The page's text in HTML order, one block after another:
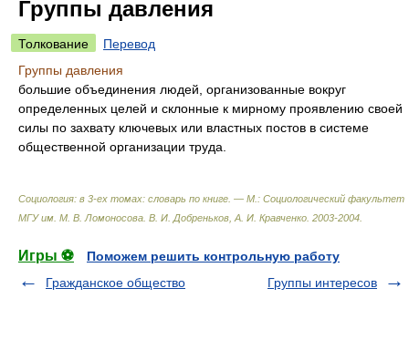
Группы давления
Толкование
Перевод
Группы давления
большие объединения людей, организованные вокруг
определенных целей и склонные к мирному проявлению своей
силы по захвату ключевых или властных постов в системе
общественной организации труда.
Социология: в 3-ех томах: словарь по книге. — М.: Социологический факультет
МГУ им. М. В. Ломоносова В. И. Добреньков, А. И. Кравченко 2003-2004
Игры ⚽
Поможем решить контрольную работу
Гражданское общество
Группы интересов